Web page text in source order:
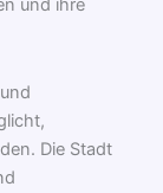
und ihre
Die Stadt